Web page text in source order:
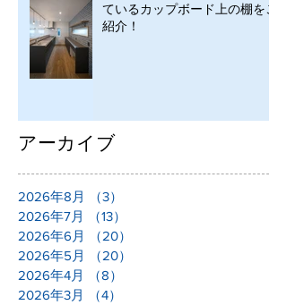
ているカップボード上の棚をご
紹介！
アーカイブ
2026年8月 （3）
2026年7月
（13）
2026年6月
（20）
2026年5月
（20）
2026年4月
（8）
2026年3月
（4）